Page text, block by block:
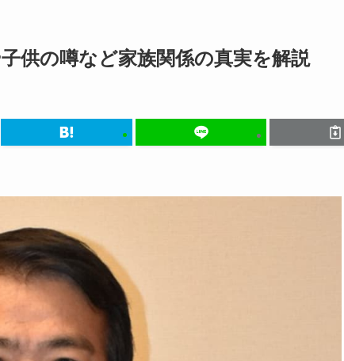
供の噂など家族関係の真実を解説